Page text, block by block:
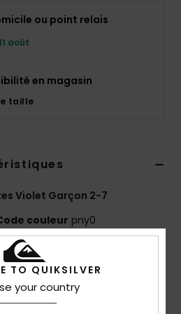
ou point relais
11 août
en magasin
taille
Violet Garçon 2-7
couleur pny0
TO QUIKSILVER
your country